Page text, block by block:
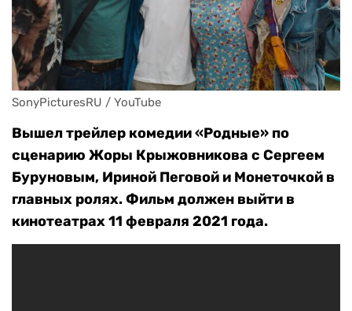
SonyPicturesRU / YouTube
Вышел трейлер комедии «Родные» по
сценарию Жоры Крыжовникова с Сергеем
Буруновым, Ириной Пеговой и Монеточкой в
главных ролях. Фильм должен выйти в
кинотеатрах 11 февраля 2021 года.